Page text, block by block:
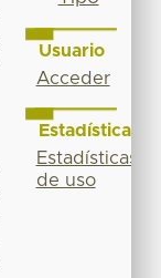
Usuario
Acceder
Estadísticas
Estadísticas
de uso